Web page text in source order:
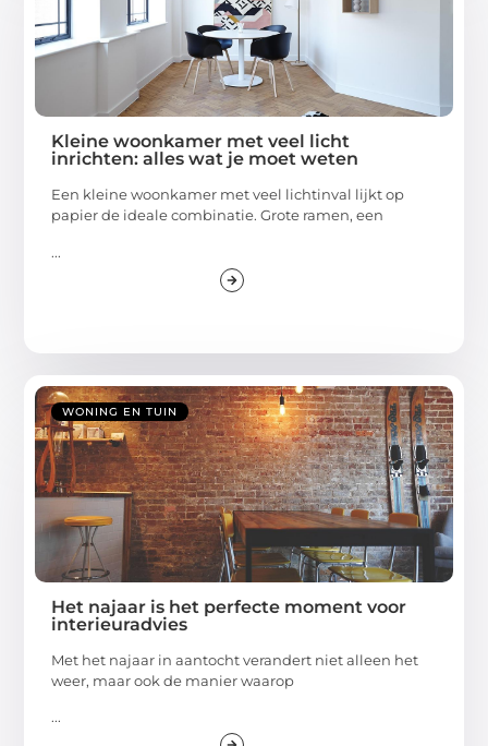
Kleine woonkamer met veel licht
inrichten: alles wat je moet weten
Een kleine woonkamer met veel lichtinval lijkt op
papier de ideale combinatie. Grote ramen, een
...
WONING EN TUIN
Het najaar is het perfecte moment voor
interieuradvies
Met het najaar in aantocht verandert niet alleen het
weer, maar ook de manier waarop
...